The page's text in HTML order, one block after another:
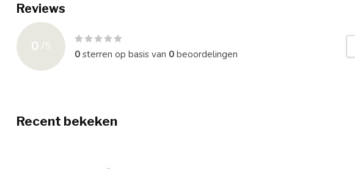
Reviews
0 /5
0sterren op basis van 0beoordelingen
Recent bekeken